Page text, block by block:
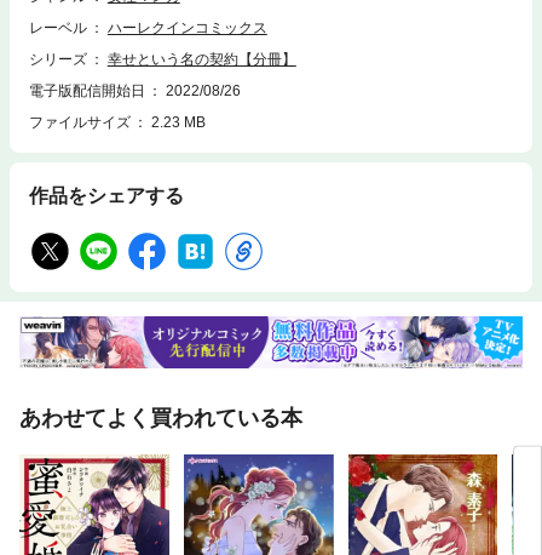
レーベル
ハーレクインコミックス
シリーズ
幸せという名の契約【分冊】
電子版配信開始日
2022/08/26
ファイルサイズ
2.23 MB
作品をシェアする
あわせてよく買われている本